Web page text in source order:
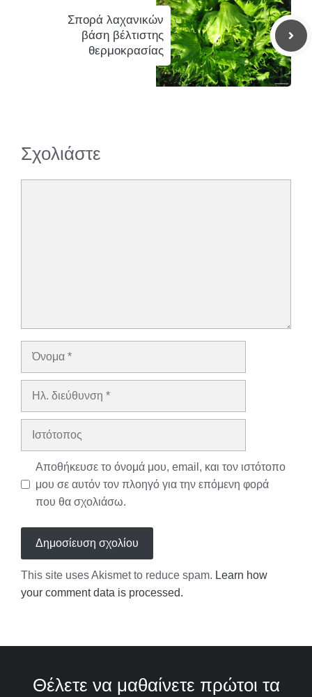
Σπορά λαχανικών
βάση βέλτιστης
θερμοκρασίας
Σχολιάστε
Όνομα
Ηλ.
Ιστότοπος
Αποθήκευσε το όνομά μου, email, και τον ιστότοπο
μου σε αυτόν τον πλοηγό για την επόμενη φορά
που θα σχολιάσω.
This site uses Akismet to reduce spam. Learn how
your comment data is processed.
Θέλετε να μαθαίνετε πρώτοι τα